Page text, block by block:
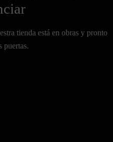
tienda está en obras y pronto
puertas.